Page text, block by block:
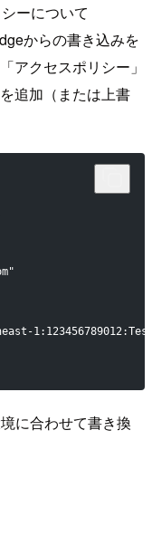
ーについて
からの書き込みを
アクセスポリシー」
追加（または上書
に合わせて書き換